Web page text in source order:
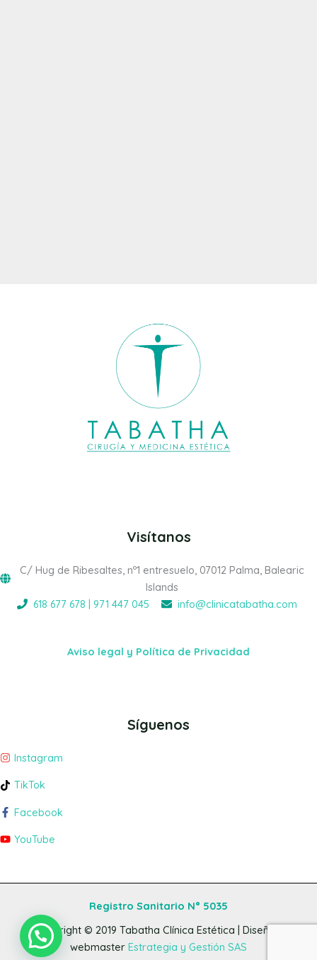
Visítanos
C/ Hug de Ribesaltes, nº1 entresuelo, 07012 Palma, Balearic
Islands
618 677 678 | 971 447 045
info@clinicatabatha.com
Aviso legal y Política de Privacidad
Síguenos
Instagram
TikTok
Facebook
YouTube
Registro Sanitario N° 5035
Copyright © 2019 Tabatha Clínica Estética | Diseño y
webmaster Estrategia y Gestión SAS